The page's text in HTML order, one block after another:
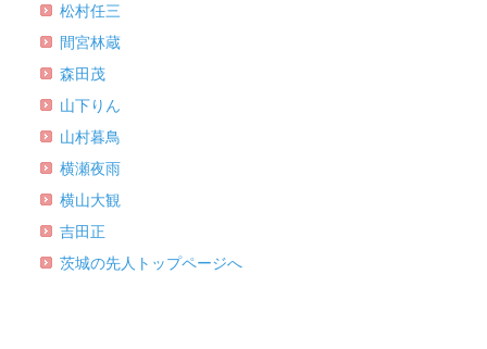
松村任三
間宮林蔵
森田茂
山下りん
山村暮鳥
横瀬夜雨
横山大観
吉田正
茨城の先人トップページへ